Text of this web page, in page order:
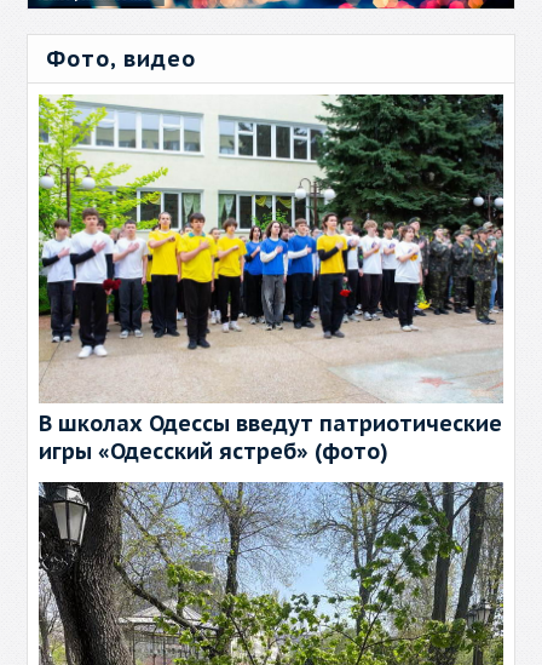
Фото, видео
В школах Одессы введут патриотические
игры «Одесский ястреб» (фото)